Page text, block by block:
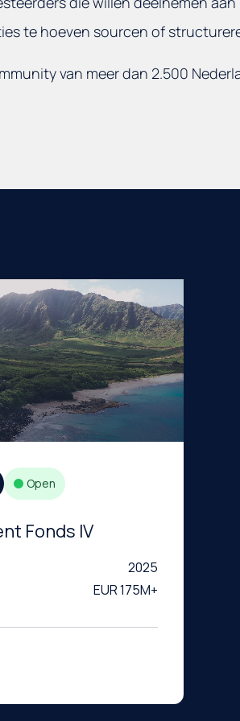
te hoeven sourcen of
van meer dan 2.500
Open
Fonds IV
2025
EUR 175M+